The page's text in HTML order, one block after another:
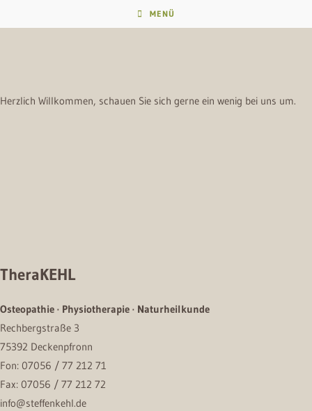
Inhalt
MENÜ
Herzlich Willkommen, schauen Sie sich gerne ein wenig bei uns um.
TheraKEHL
Osteopathie · Physiotherapie · Naturheilkunde
Rechbergstraße 3
75392 Deckenpfronn
Fon: 07056 / 77 212 71
Fax: 07056 / 77 212 72
info@steffenkehl.de